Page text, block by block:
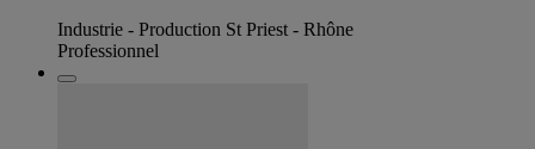
Industrie - Production St Priest - Rhône
Professionnel